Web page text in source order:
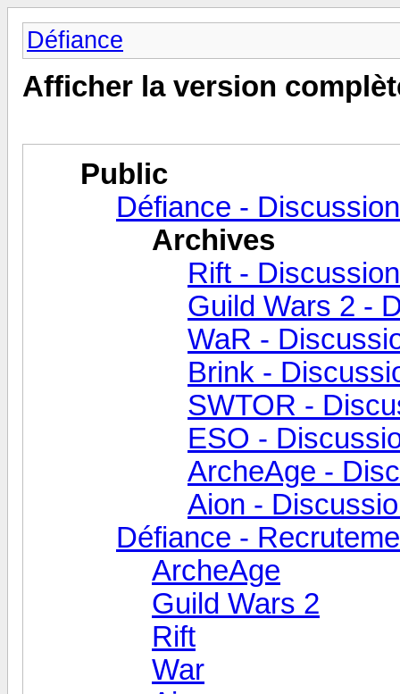
Défiance
Afficher la version
Public
Défiance -
Archives
Rift -
Guild Wars 2 -
WaR -
Brink -
SWTOR -
ESO -
ArcheAge -
Aion -
Défiance -
ArcheAge
Guild Wars 2
Rift
War